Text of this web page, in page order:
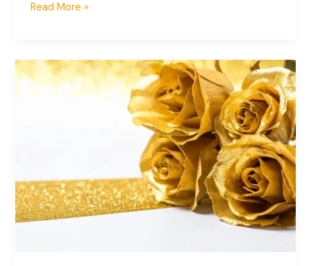
Read More »
Rose
Gull:
valget
for
smykker?